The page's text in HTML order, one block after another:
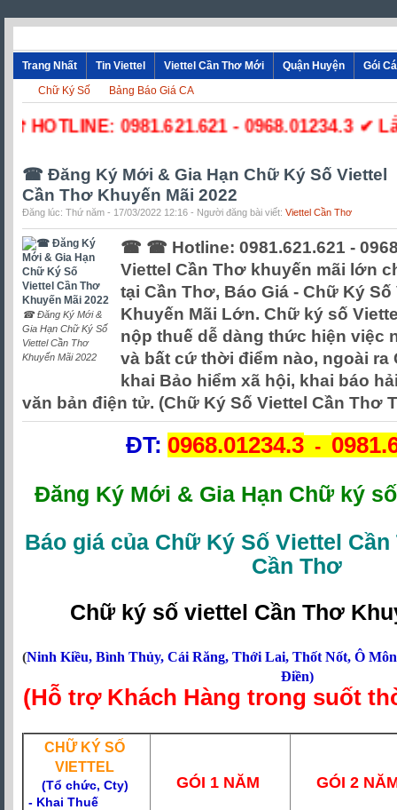
Trang Nhất Tin Viettel Viettel Cần Thơ Mới Quận Huyện
Gói
Chữ Ký Số
Bảng Báo Giá CA
☎ HOTLINE: 0981.621.621 - 0968.01234.3
☎ Đăng Ký Mới & Gia Hạn Chữ Ký Số Viettel
Cần Thơ Khuyến Mãi 2022
Đăng lúc: Thứ năm - 17/03/2022 12:16 - Người đăng bài viết: Viettel Cần Thơ
☎ Đăng Ký Mới &
Gia Hạn Chữ Ký Số
Viettel Cần Thơ
Khuyến Mãi 2022
☎ ☎ Hotline: 0981.621.621 -
Viettel Cần Thơ khuyến mãi lớn
tại Cần Thơ, Báo Giá - Chữ Ký
Khuyến Mãi Lớn. Chữ ký số
nộp thuế dễ dàng thức hiện việc
và bất cứ thời điểm nào, ngoài ra
khai Bảo hiểm xã hội, khai báo
văn bản điện tử. (Chữ Ký Số Viettel Cần Thơ
ĐT: 0968.01234.3 -
Đăng Ký Mới & Gia Hạn Chữ ký
Báo giá của Chữ Ký Số Viettel
Cần Thơ
Chữ ký số viettel Cần Thơ
(Ninh Kiều, Bình Thủy, Cái Răng, Thới Lai, Thốt Nốt, Ô Môn
Điền)
(Hỗ trợ Khách Hàng trong suốt
CHỮ KÝ SỐ
VIETTEL
(Tổ chức, Cty)
- Khai Thuế
GÓI 1 NĂM GÓI 2